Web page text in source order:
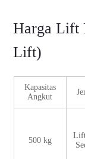
Harga Lift
Lift)
Kapasitas
Angkut
500 kg